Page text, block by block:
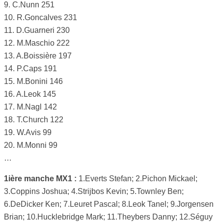
9. C.Nunn 251
10. R.Goncalves 231
11. D.Guarneri 230
12. M.Maschio 222
13. A.Boissière 197
14. P.Caps 191
15. M.Bonini 146
16. A.Leok 145
17. M.Nagl 142
18. T.Church 122
19. W.Avis 99
20. M.Monni 99
…
1ière manche MX1 : 1.Everts Stefan; 2.Pichon Mickael;
3.Coppins Joshua; 4.Strijbos Kevin; 5.Townley Ben;
6.DeDicker Ken; 7.Leuret Pascal; 8.Leok Tanel; 9.Jorgensen
Brian; 10.Hucklebridge Mark; 11.Theybers Danny; 12.Séguy